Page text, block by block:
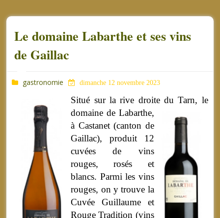
Le domaine Labarthe et ses vins
de Gaillac
gastronomie dimanche 12 novembre 2023
Situé sur la rive droite du Tarn, le
domaine de Labarthe,
à Castanet (canton de
Gaillac), produit 12
cuvées de vins
rouges, rosés et
blancs. Parmi les vins
rouges, on y trouve la
Cuvée Guillaume et
Rouge Tradition (vins